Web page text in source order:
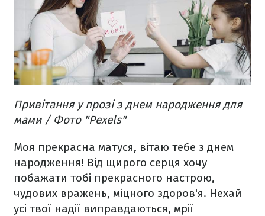
Привітання у прозі з днем народження для
мами / Фото "Pexels"
Моя прекрасна матуся, вітаю тебе з днем
народження! Від щирого серця хочу
побажати тобі прекрасного настрою,
чудових вражень, міцного здоров'я. Нехай
усі твої надії виправдаються, мрії